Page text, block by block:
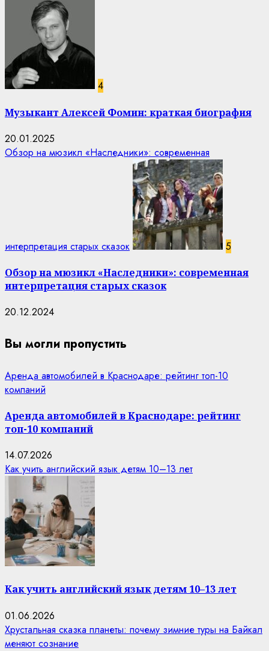
4
Музыкант Алексей Фомин: краткая биография
20.01.2025
Обзор на мюзикл «Наследники»: современная
интерпретация старых сказок 5
Обзор на мюзикл «Наследники»: современная
интерпретация старых сказок
20.12.2024
Вы могли пропустить
Аренда автомобилей в Краснодаре: рейтинг топ-10
компаний
Аренда автомобилей в Краснодаре: рейтинг
топ-10 компаний
14.07.2026
Как учить английский язык детям 10–13 лет
Как учить английский язык детям 10–13 лет
01.06.2026
Хрустальная сказка планеты: почему зимние туры на Байкал
меняют сознание